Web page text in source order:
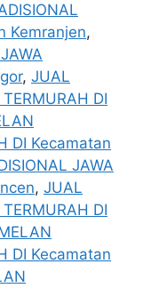
Kemranjen,
, JUAL
DI
DI Kecamatan
JAWA
, JUAL
DI
DI Kecamatan